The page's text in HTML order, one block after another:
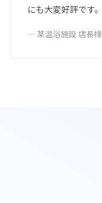
にも大変好評です。
— 某温浴施設 店長様